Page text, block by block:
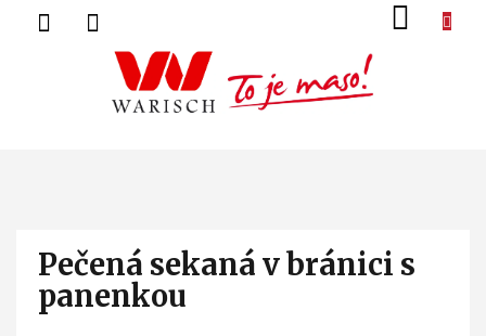
Pečená sekaná v bránici s
panenkou